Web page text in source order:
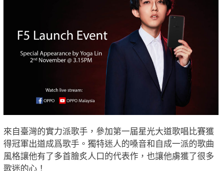
來自臺灣的實力派歌手，參加第一届星光大道歌唱比賽獲
得冠軍出道成爲歌手。獨特迷人的嗓音和自成一派的歌曲
風格讓他有了多首膾炙人口的代表作，也讓他虜獲了很多
歌迷的心！